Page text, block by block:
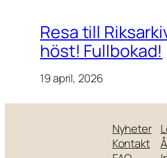
Resa till
höst! Fullbokad!
19 april, 2026
Nyheter
Kontakt